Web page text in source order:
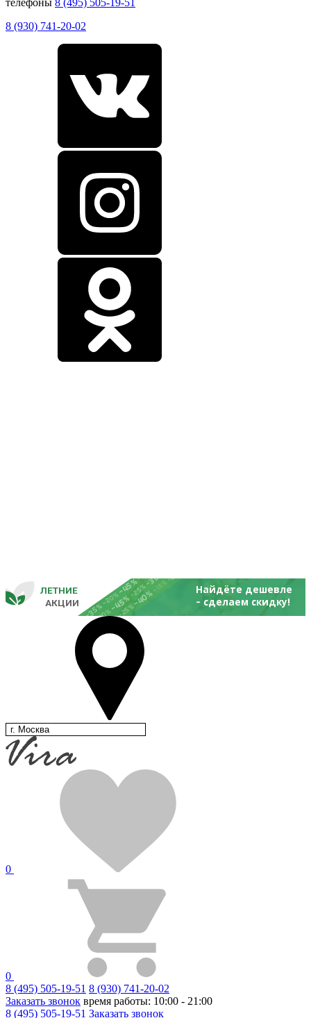
телефоны 8 (495) 505-19-51
8 (930) 741-20-02
-20%
-25%
-45%
-35%-20%
-25%
-45%
-30%
-15%
-20%
-25%
-40%
АКЦИИ
ЛЕТНИЕ Найдёте дешевле
- сделаем
г. Москва
0
0
8 (495) 505-19-51 8 (930) 741-20-02
Заказать звонок время работы: 10:00 - 21:00
8 (495) 505-19-51 Заказать звонок